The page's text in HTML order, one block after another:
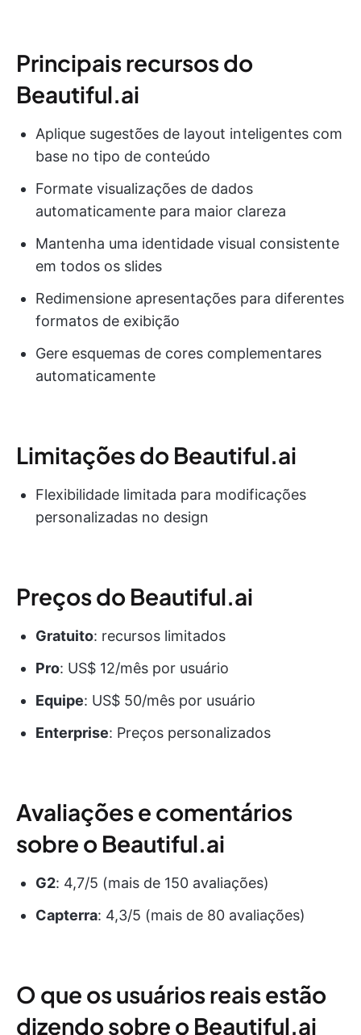
Principais recursos do
Beautiful.ai
Aplique sugestões de layout inteligentes com
base no tipo de conteúdo
Formate visualizações de dados
automaticamente para maior clareza
Mantenha uma identidade visual consistente
em todos os slides
Redimensione apresentações para diferentes
formatos de exibição
Gere esquemas de cores complementares
automaticamente
Limitações do Beautiful.ai
Flexibilidade limitada para modificações
personalizadas no design
Preços do Beautiful.ai
Gratuito: recursos limitados
Pro: US$ 12/mês por usuário
Equipe: US$ 50/mês por usuário
Enterprise: Preços personalizados
Avaliações e comentários
sobre o Beautiful.ai
G2: 4,7/5 (mais de 150 avaliações)
Capterra: 4,3/5 (mais de 80 avaliações)
O que os usuários reais estão
dizendo sobre o Beautiful.ai